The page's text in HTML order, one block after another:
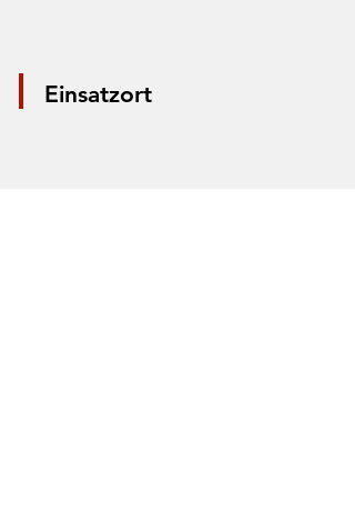
Einsatzort